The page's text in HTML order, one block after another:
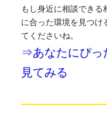
もし身近に相談できる
に合った環境を見つけ
てくださいね。
⇒あなたにぴっ
見てみる